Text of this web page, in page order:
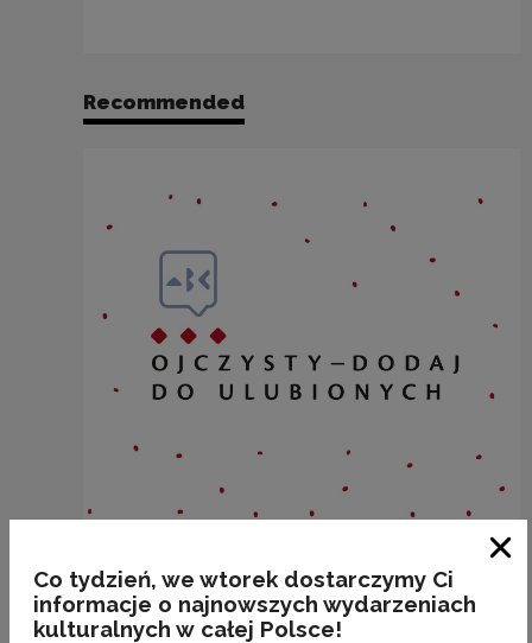
Recommended
BAKALIE
Co tydzień, we wtorek dostarczymy Ci
informacje o najnowszych wydarzeniach
kulturalnych w całej Polsce!